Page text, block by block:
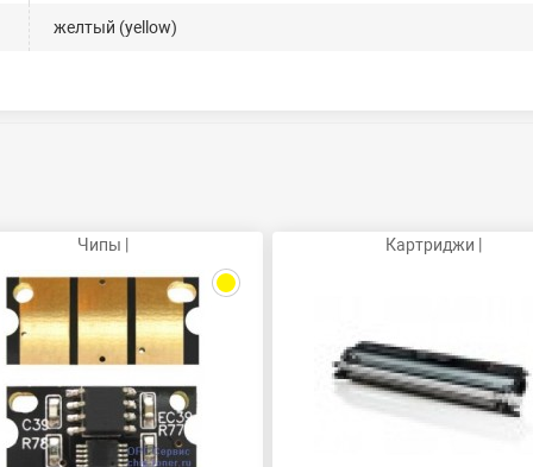
желтый (yellow)
Чипы | Картриджи |